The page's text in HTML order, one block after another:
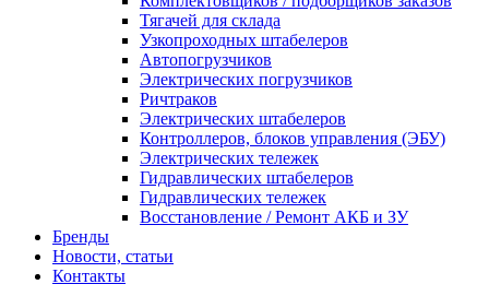
Тягачей для склада
Узкопроходных штабелеров
Автопогрузчиков
Электрических погрузчиков
Ричтраков
Электрических штабелеров
Контроллеров, блоков управления (ЭБУ)
Электрических тележек
Гидравлических штабелеров
Гидравлических тележек
Восстановление / Ремонт АКБ и ЗУ
Бренды
Новости, статьи
Контакты